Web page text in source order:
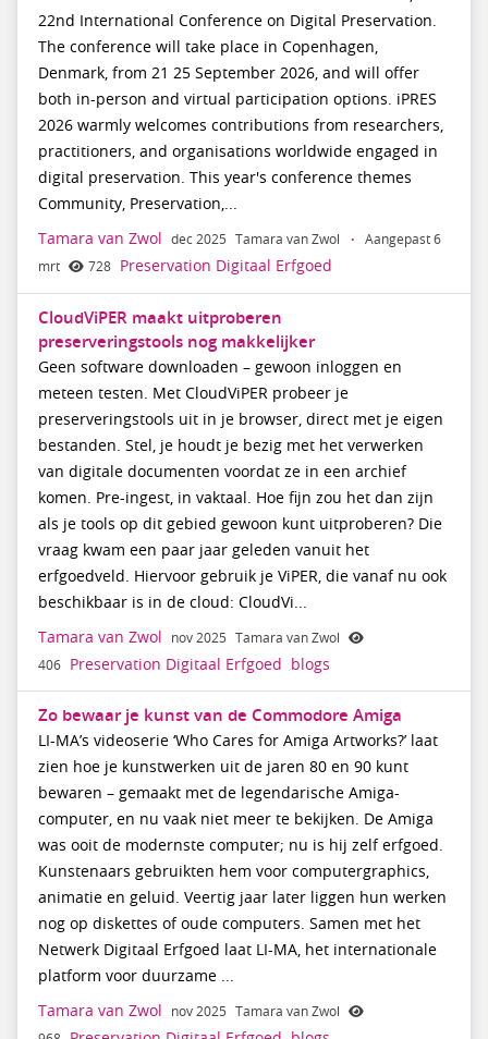
22nd International Conference on Digital Preservation.
The conference will take place in Copenhagen,
Denmark, from 21 25 September 2026, and will offer
both in-person and virtual participation options. iPRES
2026 warmly welcomes contributions from researchers,
practitioners, and organisations worldwide engaged in
digital preservation. This year's conference themes
Community, Preservation,...
Tamara van Zwol dec 2025 Tamara van Zwol ·
Aangepast 6
mrt
728 Preservation Digitaal Erfgoed
CloudViPER maakt uitproberen
preserveringstools nog makkelijker
Geen software downloaden – gewoon inloggen en
meteen testen. Met CloudViPER probeer je
preserveringstools uit in je browser, direct met je eigen
bestanden. Stel, je houdt je bezig met het verwerken
van digitale documenten voordat ze in een archief
komen. Pre-ingest, in vaktaal. Hoe fijn zou het dan zijn
als je tools op dit gebied gewoon kunt uitproberen? Die
vraag kwam een paar jaar geleden vanuit het
erfgoedveld. Hiervoor gebruik je ViPER, die vanaf nu ook
beschikbaar is in de cloud: CloudVi...
Tamara van Zwol nov 2025 Tamara van Zwol
406 Preservation Digitaal Erfgoed blogs
Zo bewaar je kunst van de Commodore Amiga
LI-MA’s videoserie ‘Who Cares for Amiga Artworks?’ laat
zien hoe je kunstwerken uit de jaren 80 en 90 kunt
bewaren – gemaakt met de legendarische Amiga-
computer, en nu vaak niet meer te bekijken. De Amiga
was ooit de modernste computer; nu is hij zelf erfgoed.
Kunstenaars gebruikten hem voor computergraphics,
animatie en geluid. Veertig jaar later liggen hun werken
nog op diskettes of oude computers. Samen met het
Netwerk Digitaal Erfgoed laat LI-MA, het internationale
platform voor duurzame ...
Tamara van Zwol nov 2025 Tamara van Zwol